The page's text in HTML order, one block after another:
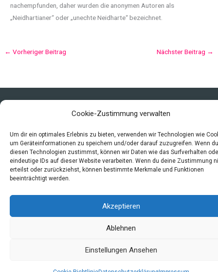
Cookie-Zustimmung verwalten
Um dir ein optimales Erlebnis zu bieten, verwenden wir Technologien wie
um Geräteinformationen zu speichern und/oder darauf zuzugreifen. Wenn du
diesen Technologien zustimmst, können wir Daten wie das Surfverhalten
eindeutige IDs auf dieser Website verarbeiten. Wenn du deine Zustimmung
erteilst oder zurückziehst, können bestimmte Merkmale und Funktionen
beeinträchtigt werden.
Akzeptieren
Ablehnen
Einstellungen Ansehen
nachempfunden, daher wurden die anonymen Autoren als
„Neidhartianer“ oder „unechte Neidharte“ bezeichnet.
← Vorheriger Beitrag Nächster Beitrag →
Datenschutzerklärung und Cookie-Richtlinie
Quellen
Index